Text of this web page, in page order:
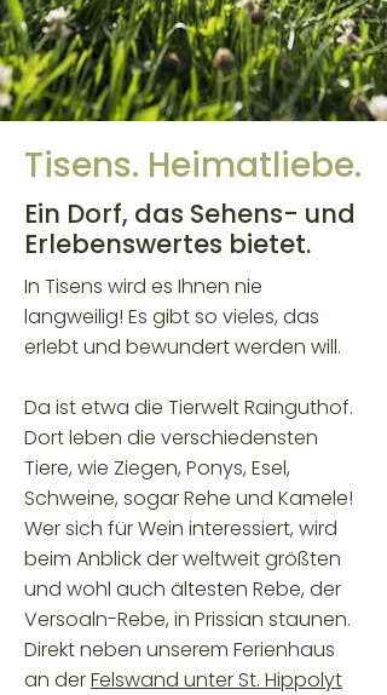
Tisens. Heimatliebe.
Ein Dorf, das Sehens- und
Erlebenswertes bietet.
In Tisens wird es Ihnen nie
langweilig! Es gibt so vieles, das
erlebt und bewundert werden will.
Da ist etwa die Tierwelt Rainguthof.
Dort leben die verschiedensten
Tiere, wie Ziegen, Ponys, Esel,
Schweine, sogar Rehe und Kamele!
Wer sich für Wein interessiert, wird
beim Anblick der weltweit größten
und wohl auch ältesten Rebe, der
Versoaln-Rebe, in Prissian staunen.
Direkt neben unserem Ferienhaus
an derFelswand unter St. Hippolyt